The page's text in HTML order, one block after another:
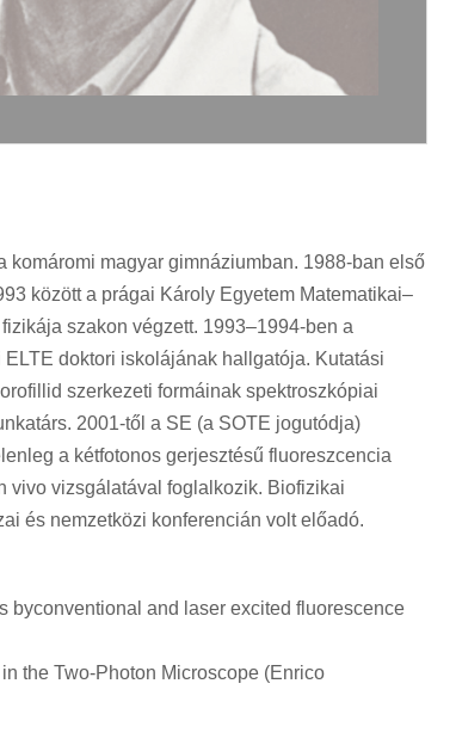
komáromi magyar gimnáziumban. 1988-ban első
között a prágai Károly Egyetem Matematikai–
szakon végzett. 1993–1994-ben a
doktori iskolájának hallgatója. Kutatási
szerkezeti formáinak spektroszkópiai
2001-től a SE (a SOTE jogutódja)
a kétfotonos gerjesztésű fluoreszcencia
vivo vizsgálatával foglalkozik. Biofizikai
és nemzetközi konferencián volt előadó.
byconventional and laser excited fluorescence
the Two-Photon Microscope (Enrico